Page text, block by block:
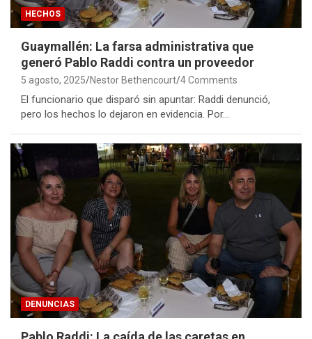
HECHOS
Guaymallén: La farsa administrativa que
generó Pablo Raddi contra un proveedor
5 agosto, 2025 Nestor Bethencourt 4 Comments
El funcionario que disparó sin apuntar: Raddi denunció,
pero los hechos lo dejaron en evidencia. Por…
DENUNCIAS